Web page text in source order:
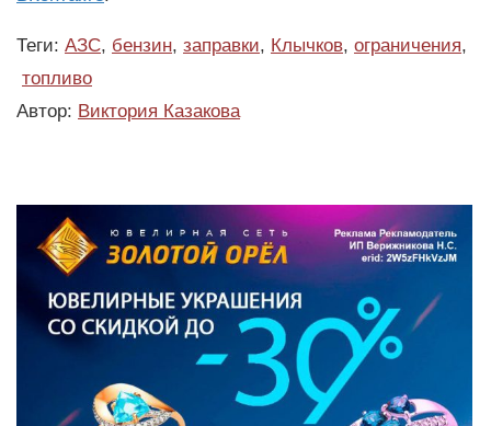
Теги: АЗС, бензин, заправки, Клычков, ограничения,
топливо
Автор: Виктория Казакова